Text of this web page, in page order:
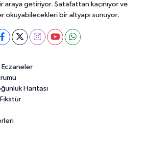
araya getiriyor. Şatafattan kaçınıyor ve
okuyabilecekleri bir altyapı sunuyor.
Haritası